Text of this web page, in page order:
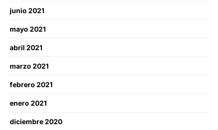
junio 2021
mayo 2021
abril 2021
marzo 2021
febrero 2021
enero 2021
diciembre 2020